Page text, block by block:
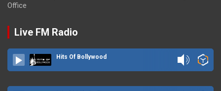
Office
Live FM Radio
Hits Of Bollywood